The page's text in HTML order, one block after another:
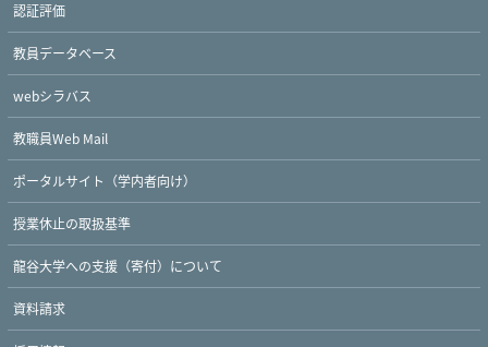
認証評価
教員データベース
webシラバス
教職員Web Mail
ポータルサイト（学内者向け）
授業休止の取扱基準
龍谷大学への支援（寄付）について
資料請求